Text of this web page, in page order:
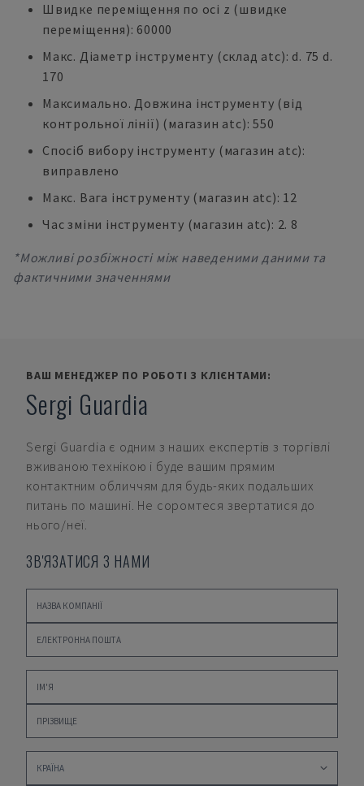
Швидке переміщення по осі z (швидке
переміщення): 60000
Макс. Діаметр інструменту (склад atc): d. 75 d.
170
Максимально. Довжина інструменту (від
контрольної лінії) (магазин atc): 550
Спосіб вибору інструменту (магазин atc):
виправлено
Макс. Вага інструменту (магазин atc): 12
Час зміни інструменту (магазин atc): 2. 8
*Можливі розбіжності між наведеними даними та
фактичними значеннями
ВАШ МЕНЕДЖЕР ПО РОБОТІ З КЛІЄНТАМИ:
Sergi Guardia
Sergi Guardia є одним з наших експертів з торгівлі
вживаною технікою і буде вашим прямим
контактним обличчям для будь-яких подальших
питань по машині. Не соромтеся звертатися до
нього/неї.
ЗВ'ЯЗАТИСЯ З НАМИ